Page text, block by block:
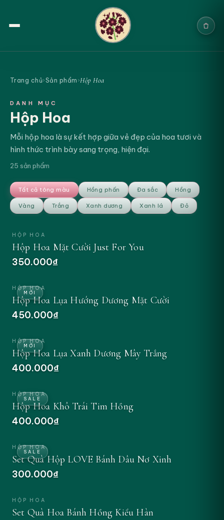
Cưới & Sự kiện
Blogs
Chính sách
Địa chỉ & Liên hệ
Tìm sản phẩm
Trang chủ›Sản phẩm ›Hộp Hoa
DANH MỤC
Hộp Hoa
Mỗi hộp hoa là sự kết hợp giữa vẻ đẹp của hoa tươi và
hình thức trình bày sang trọng, hiện đại.
25 sản phẩm
Tất cả tông màu Hồng phấn Đa sắc Hồng
Vàng Trắng Xanh dương Xanh lá Đỏ
ĐẶT NGAY
HỘP HOA
Hộp Hoa Mặt Cười Just For You
350.000₫
MỚI
HỘP HOA
Hộp Hoa Lụa Hướng Dương Mặt Cười
450.000₫
MỚI
HỘP HOA
Hộp Hoa Lụa Xanh Dương Mây Trắng
400.000₫
SALE
HỘP HOA
Hộp Hoa Khô Trái Tim Hồng
400.000₫
SALE
HỘP HOA
Set Quà Hộp LOVE Bánh Dâu Nơ Xinh
300.000₫
HỘP HOA
Set Quà Hoa Bánh Hồng Kiểu Hàn